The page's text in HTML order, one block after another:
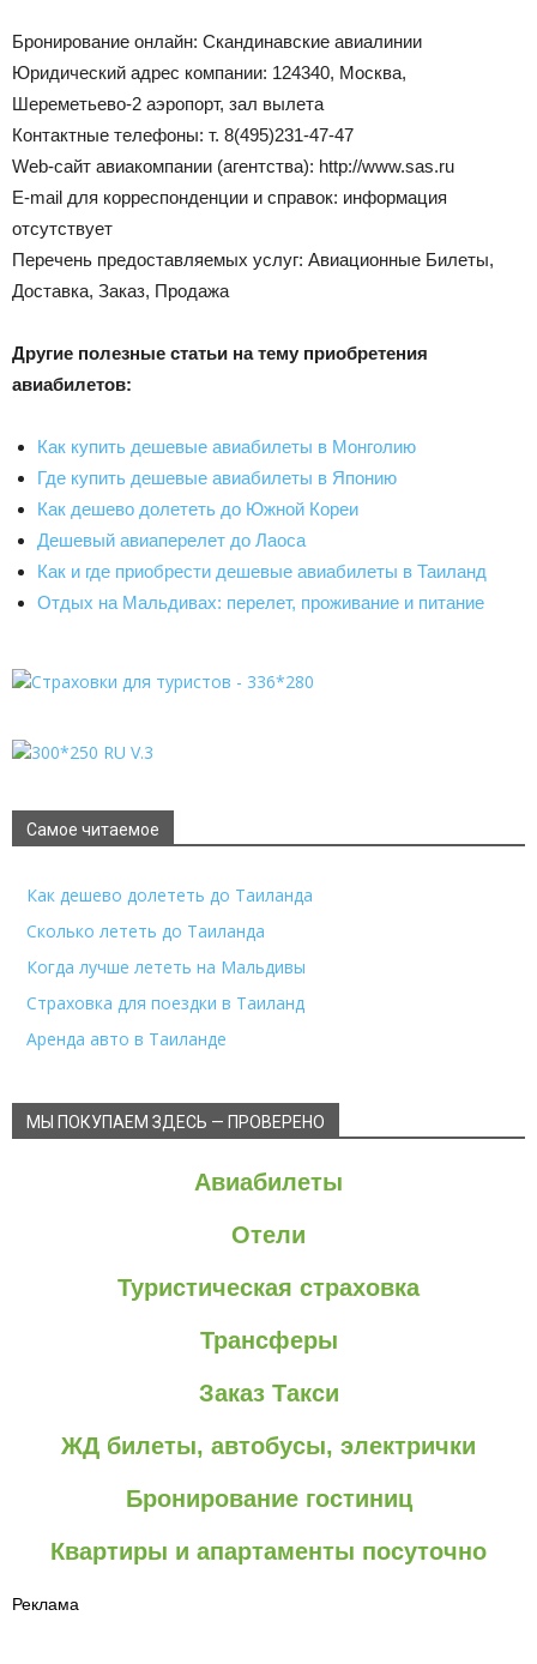
Бронирование онлайн: Скандинавские авиалинии
Юридический адрес компании: 124340, Москва,
Шереметьево-2 аэропорт, зал вылета
Контактные телефоны: т. 8(495)231-47-47
Web-сайт авиакомпании (агентства): http://www.sas.ru
Е-mail для корреспонденции и справок: информация
отсутствует
Перечень предоставляемых услуг: Авиационные Билеты,
Доставка, Заказ, Продажа
Другие полезные статьи на тему приобретения
авиабилетов:
Как купить дешевые авиабилеты в Монголию
Где купить дешевые авиабилеты в Японию
Как дешево долететь до Южной Кореи
Дешевый авиаперелет до Лаоса
Как и где приобрести дешевые авиабилеты в Таиланд
Отдых на Мальдивах: перелет, проживание и питание
Самое читаемое
Как дешево долететь до Таиланда
Сколько лететь до Таиланда
Когда лучше лететь на Мальдивы
Страховка для поездки в Таиланд
Аренда авто в Таиланде
МЫ ПОКУПАЕМ ЗДЕСЬ — ПРОВЕРЕНО
Авиабилеты
Отели
Туристическая страховка
Трансферы
Заказ Такси
ЖД билеты, автобусы, электрички
Бронирование гостиниц
Квартиры и апартаменты посуточно
Реклама